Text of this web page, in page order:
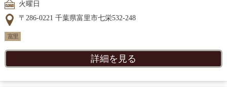
火曜日
〒286-0221 千葉県富里市七栄532-248
富里
詳細を見る